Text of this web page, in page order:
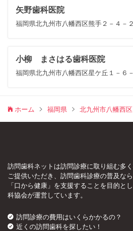
矢野歯科医院
福岡県北九州市八幡西区熊手２－４－
小柳 まさはる歯科医院
福岡県北九州市八幡西区星ケ丘１－６
ホーム 福岡県 北九州市八幡西区
訪問歯科ネットは訪問診療に取り組む多
ご提供いただき、訪問歯科診療の普及な
「口から健康」を支援することを目的
科協会が運営しています。
訪問診療の費用はいくらかかるの？
近くの訪問歯科を探したい！